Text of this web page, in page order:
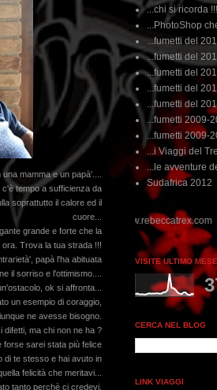
mamma e un papà'....
tempo a sufficienza da
soprattutto il calore ed il
cuore...
grande e forte che la
Trova la tua strada !!!
papà l'ha abituata
il sorriso e l'ottimismo....
ok si affronta...
un esempio di coraggio,
ne avesse bisogno.
difetti, ma chi non ne ha ?
forse sarei stata più felice
di te stesso e hai avuto in
felicità che meritavi...
tanto perchè ci credevi,
...chi si ricorda !!!
...PhotoShop
...fumetti del
...fumetti del
...fumetti del
...fumetti del
...fumetti del
...fumetti 2009-
...fumetti 2009-
...i Viaggi del
...le avventure
Sudafrica 2012
VISITE ULTIMO MESE
CERCA NEL BLOG
LINK VIAGGI